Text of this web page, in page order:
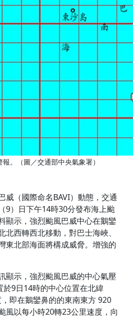
。（圖／交通部中央氣象署）
威（國際命名BAVI）動態，交通
9）日下午14時30分發布海上颱
顯示，強烈颱風巴威中心在鵝鑾
北西轉西北移動，對巴士海峽、
東北部海面將構成威脅。增強的
顯示，強烈颱風巴威的中心氣壓
9日14時的中心位置在北緯
即在鵝鑾鼻的的東南東方 920
風以每小時20轉23公里速度，向